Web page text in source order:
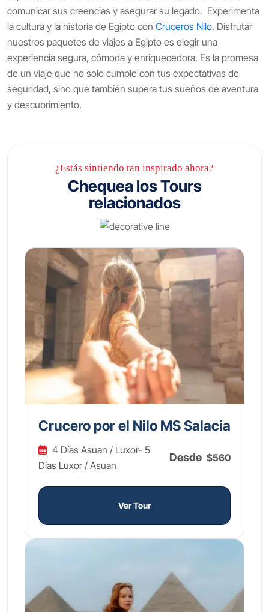
comunicar sus creencias y asegurar su legado. Experimenta
la cultura y la historia de Egipto con Cruceros Nilo. Disfrutar
nuestros paquetes de viajes a Egipto es elegir una
experiencia segura, cómoda y enriquecedora. Es la promesa
de un viaje que no solo cumple con tus expectativas de
seguridad, sino que también supera tus sueños de aventura
y descubrimiento.
¿Estás sintiendo tan inspirado ahora?
Chequea los Tours
relacionados
Crucero por el Nilo MS Salacia
4 Días Asuan / Luxor- 5
Días Luxor / Asuan
Desde $560
Ver Tour